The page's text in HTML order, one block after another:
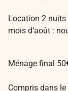
Location 2 nuits
mois d’août :
Ménage final
Compris dans